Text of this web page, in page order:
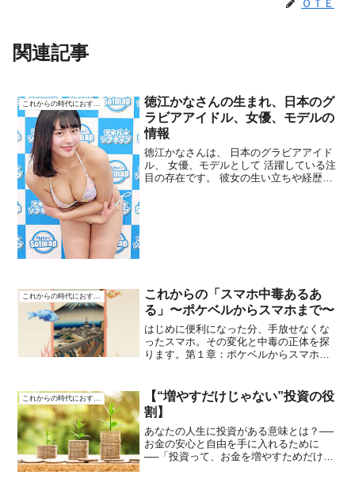
ＯＴＥ
関連記事
徳江かなさんの生まれ、日本のグ
ラビアアイドル、女優、モデルの
情報
徳江かなさんは、 日本のグラビアアイド
ル、 女優、モデルとして 活躍している注
目の存在です。 彼女の生い立ちや経歴
これからの「スマホ中毒あるあ
る」〜ポケベルからスマホまで〜
はじめに便利になった分、手放せなくな
ったスマホ。その変化と中毒の正体を探
ります。第１章：ポケベルからスマホま
し不便でしたがそれも楽しい工夫でし
た。そのあと、携帯電話が広...
これからの時代におすすめ
【“増やすだけじゃない”投資の役
割】
あなたの人生に投資がある意味とは？──
お金の安心と自由を手に入れるために
──「投資って、お金を増やすためだけの